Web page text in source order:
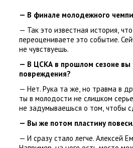
— В финале молодежного
— Так это известная история,
переоцениваете это событие.
не чувствуешь.
— В ЦСКА в прошлом сезоне вы
повреждения?
— Нет. Рука та же, но травма в
ты в молодости не слишком
не задумываешься о том, чтобы
— Вы же потом пластину
— И сразу стало легче. Алексей